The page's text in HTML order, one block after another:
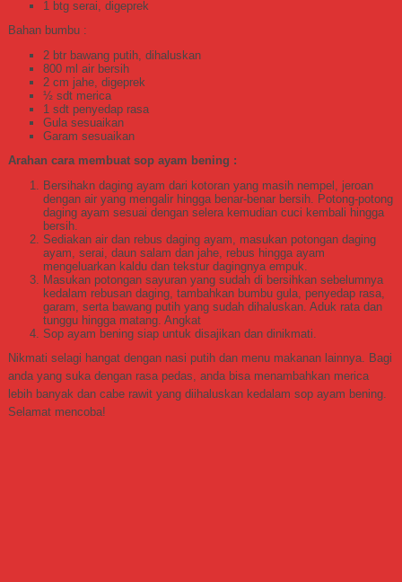
1 btg serai, digeprek
Bahan bumbu :
2 btr bawang putih, dihaluskan
800 ml air bersih
2 cm jahe, digeprek
½ sdt merica
1 sdt penyedap rasa
Gula sesuaikan
Garam sesuaikan
Arahan cara membuat sop ayam bening :
Bersihakn daging ayam dari kotoran yang masih nempel, jeroan
dengan air yang mengalir hingga benar-benar bersih. Potong-potong
daging ayam sesuai dengan selera kemudian cuci kembali hingga
bersih.
Sediakan air dan rebus daging ayam, masukan potongan daging
ayam, serai, daun salam dan jahe, rebus hingga ayam
mengeluarkan kaldu dan tekstur dagingnya empuk.
Masukan potongan sayuran yang sudah di bersihkan sebelumnya
kedalam rebusan daging, tambahkan bumbu gula, penyedap rasa,
garam, serta bawang putih yang sudah dihaluskan. Aduk rata dan
tunggu hingga matang. Angkat
Sop ayam bening siap untuk disajikan dan dinikmati.
Nikmati selagi hangat dengan nasi putih dan menu makanan lainnya. Bagi
anda yang suka dengan rasa pedas, anda bisa menambahkan merica
lebih banyak dan cabe rawit yang diihaluskan kedalam sop ayam bening.
Selamat mencoba!